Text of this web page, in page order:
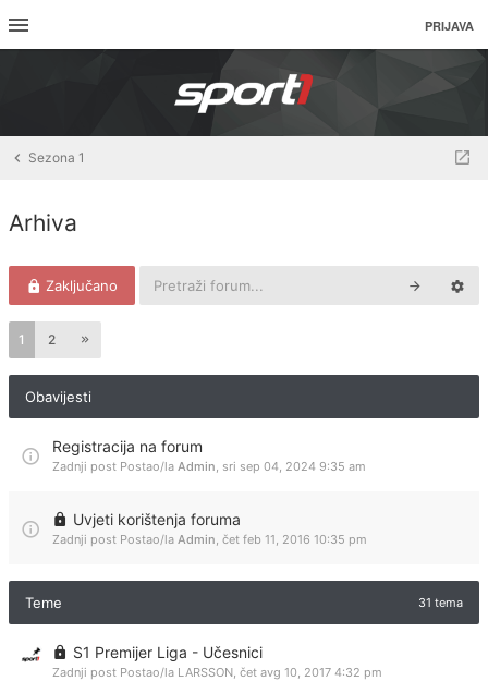
PRIJAVA
Sezona 1
Arhiva
Zaključano
1 2
Obavijesti
Registracija na forum
Zadnji post Postao/la Admin, sri sep 04, 2024 9:35 am
Uvjeti korištenja foruma
Zadnji post Postao/la Admin, čet feb 11, 2016 10:35 pm
Teme 31 tema
S1 Premijer Liga - Učesnici
Zadnji post Postao/la LARSSON, čet avg 10, 2017 4:32 pm